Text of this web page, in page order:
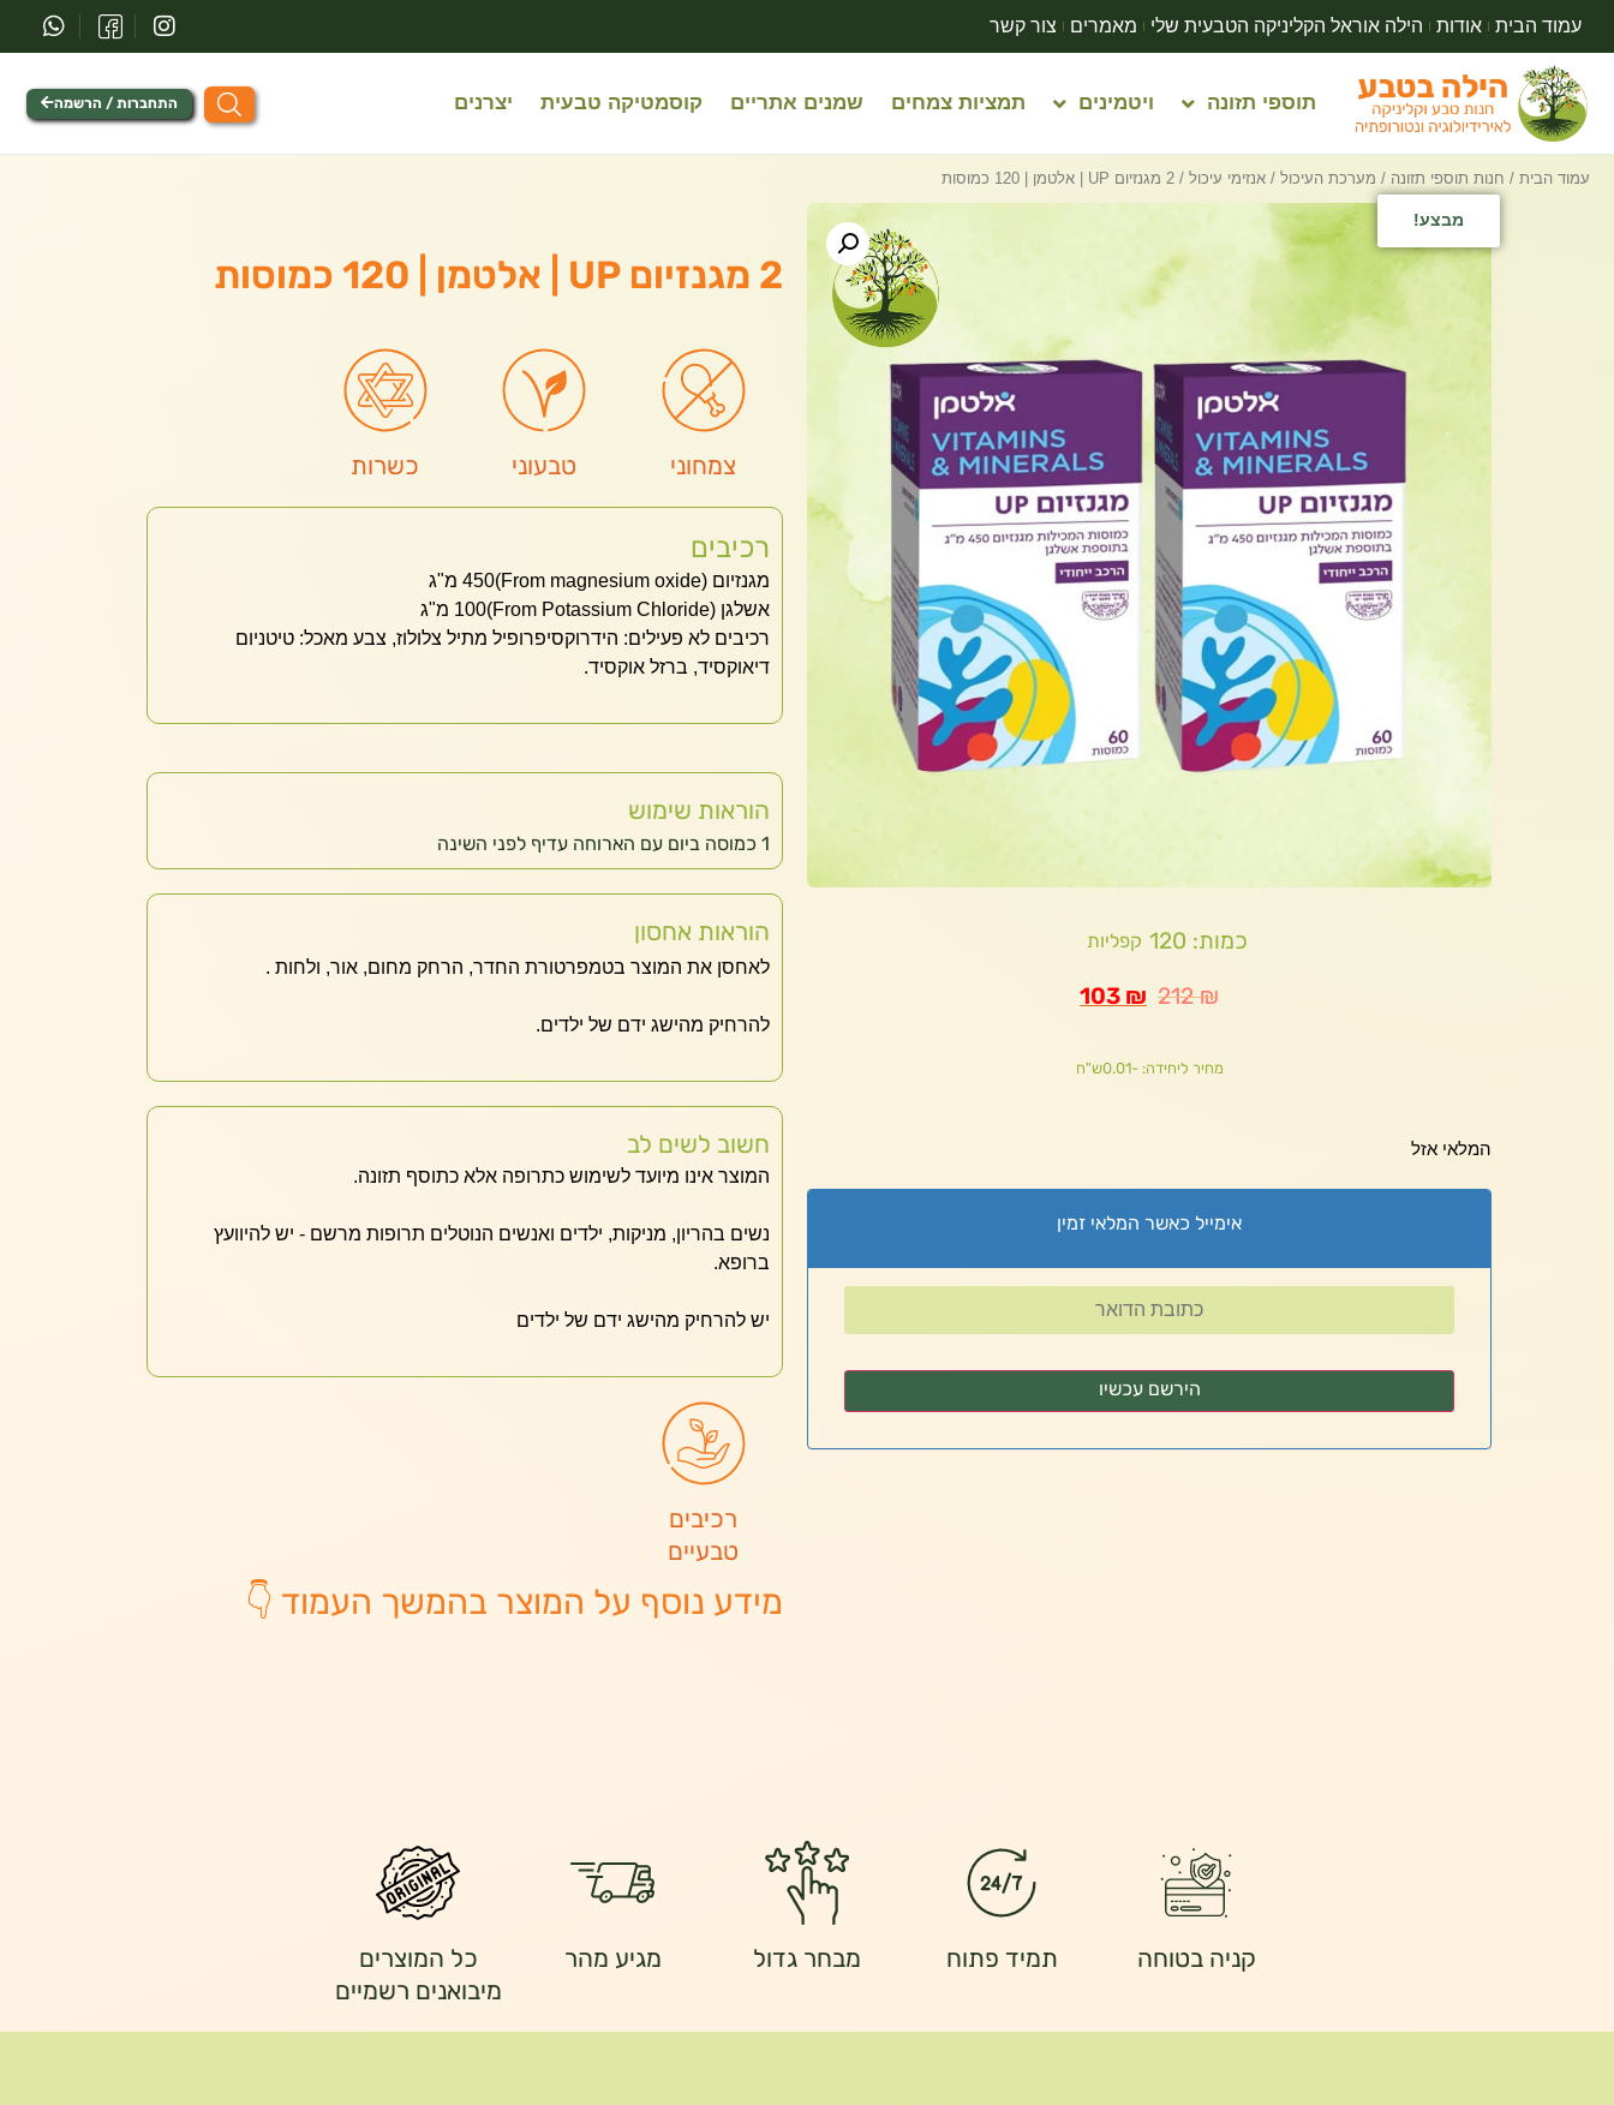
עמוד הבית אודות הילה אוראל הקליניקה הטבעית שלי מאמרים צור קשר
תוספי תזונה ויטמינים תמציות צמחים שמנים אתריים קוסמטיקה טבעית יצרנים התחברות / הרשמה
עמוד הבית / חנות תוספי תזונה / מערכת העיכול / אנזימי עיכול / 2 מגנזיום UP | אלטמן | 120 כמוסות
מבצע!
כמות: 120 קפליות
212₪
103 ₪
מחיר ליחידה: -0.01ש"ח
המלאי אזל
אימייל כאשר המלאי זמין
2 מגנזיום UP | אלטמן | 120 כמוסות
צמחוני טבעוני כשרות
רכיבים
מגנזיום‏ (From magnesium oxide)‏450 מ"ג
אשלגן‏ (From Potassium Chloride)‏100 מ"ג
רכיבים לא פעילים: הידרוקסיפרופיל מתיל צלולוז, צבע מאכל: טיטניום
דיאוקסיד, ברזל אוקסיד.
הוראות שימוש
1 כמוסה ביום עם הארוחה עדיף לפני השינה
הוראות אחסון
לאחסן את המוצר בטמפרטורת החדר, הרחק מחום, אור, ולחות .
להרחיק מהישג ידם של ילדים.
חשוב לשים לב
המוצר אינו מיועד לשימוש כתרופה אלא כתוסף תזונה.
נשים בהריון, מניקות, ילדים ואנשים הנוטלים תרופות מרשם - יש להיוועץ
ברופא.
יש להרחיק מהישג ידם של ילדים
רכיבים
טבעיים
מידע נוסף על המוצר בהמשך העמוד 👇
קניה בטוחה תמיד פתוח מבחר גדול מגיע מהר
כל המוצרים
מיבואנים רשמיים